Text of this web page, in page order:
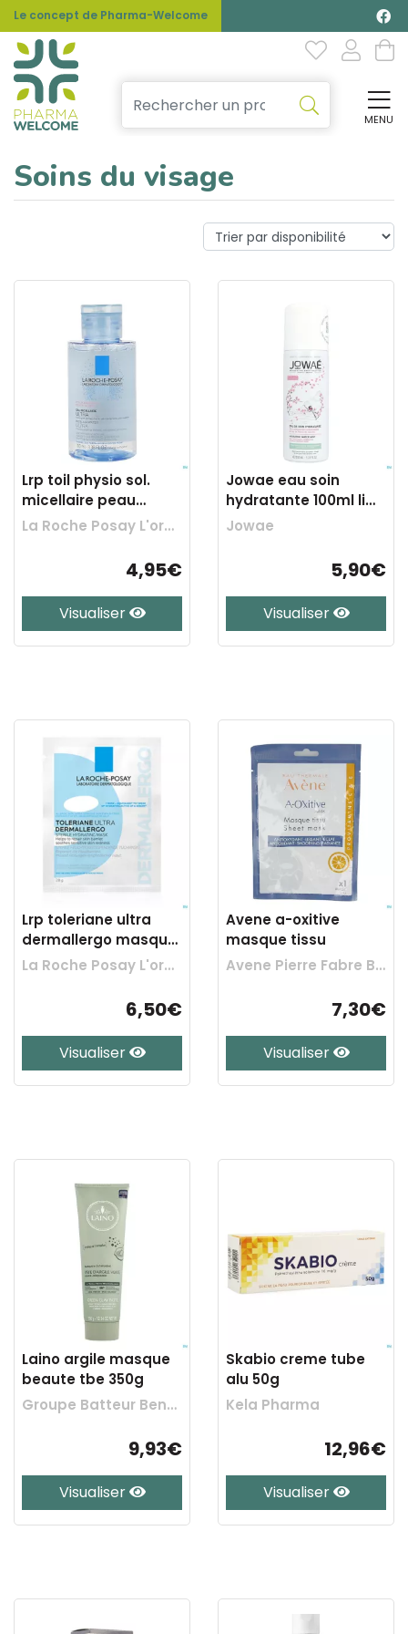
Le concept de Pharma-Welcome
MENU
Soins du visage
Lrp toil physio sol.
micellaire peau
react. 100ml
La Roche Posay L'oreal Belgilux
4,95€
Visualiser
Jowae eau soin
hydratante 100ml lim.
edit.
Jowae
5,90€
Visualiser
Lrp toleriane ultra
dermallergo masque
25g
La Roche Posay L'oreal Belgilux
6,50€
Visualiser
Avene a-oxitive
masque tissu
Avene Pierre Fabre Benelux
7,30€
Visualiser
Laino argile masque
beaute tbe 350g
Groupe Batteur Benelux
9,93€
Visualiser
Skabio creme tube
alu 50g
Kela Pharma
12,96€
Visualiser